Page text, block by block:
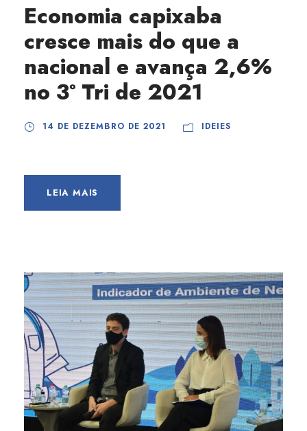
Economia capixaba
cresce mais do que a
nacional e avança 2,6%
no 3º Tri de 2021
14 DE DEZEMBRO DE 2021 IDEIES
LEIA MAIS